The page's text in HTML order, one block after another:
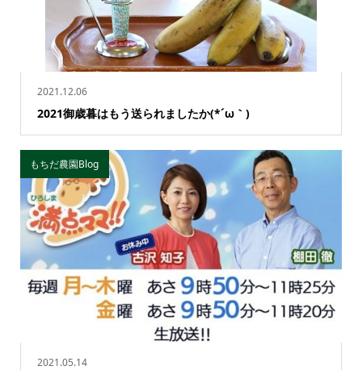
2021.12.06
2021御歳暮はもう送られましたか(*´ω｀)
2021.05.14
もちだ農園Blog